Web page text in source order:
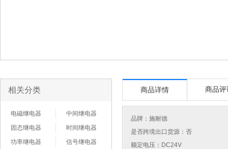
相关分类
电磁继电器
中间继电器
固态继电器
时间继电器
功率继电器
信号继电器
商品详情 商品评
品牌： 施耐德
是否跨境出口货源：否
额定电压：DC24V